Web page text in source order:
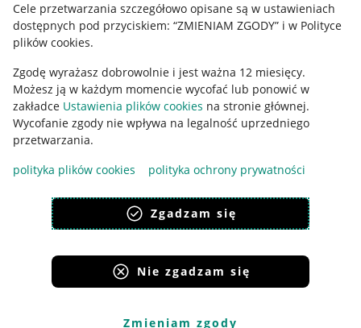
Cele przetwarzania szczegółowo opisane są w ustawieniach
dostępnych pod przyciskiem: “ZMIENIAM ZGODY” i w Polityce
plików cookies.
Zgodę wyrażasz dobrowolnie i jest ważna 12 miesięcy.
Możesz ją w każdym momencie wycofać lub ponowić w
zakładce Ustawienia plików cookies na stronie głównej.
Wycofanie zgody nie wpływa na legalność uprzedniego
przetwarzania.
polityka plików cookies
polityka ochrony prywatności
Zgadzam się
Nie zgadzam się
Zmieniam zgody
Udostępnianie lokalizacji
Informacje dla Aktu o Usługach Cyfrowych
Pobierz aplikację
Korzystanie z serwisu oznacza akceptacjęregulaminu